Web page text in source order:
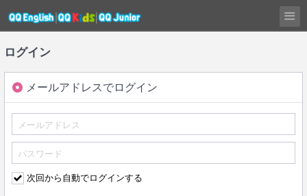
ログイン
メールアドレスでログイン
次回から自動でログインする